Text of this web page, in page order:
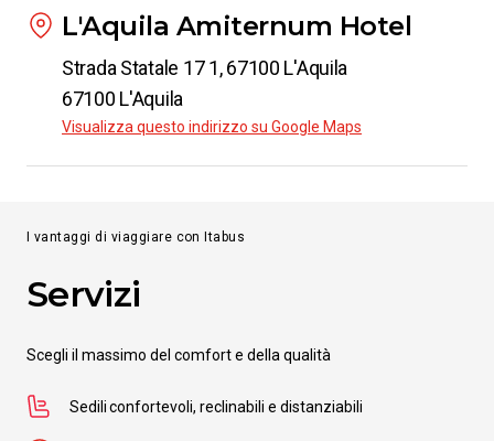
L'Aquila Amiternum Hotel
Strada Statale 17 1, 67100 L'Aquila
67100 L'Aquila
Visualizza questo indirizzo su Google Maps
I vantaggi di viaggiare con Itabus
Servizi
Scegli il massimo del comfort e della qualità
Sedili confortevoli, reclinabili e distanziabili